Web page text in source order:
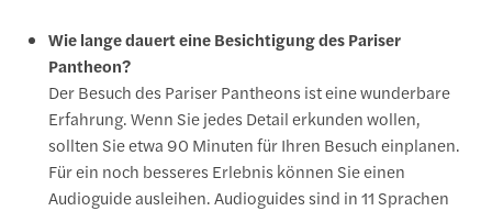
Wie lange dauert eine Besichtigung des Pariser
Pantheon?
Der Besuch des Pariser Pantheons ist eine wunderbare
Erfahrung. Wenn Sie jedes Detail erkunden wollen,
sollten Sie etwa 90 Minuten für Ihren Besuch einplanen.
Für ein noch besseres Erlebnis können Sie einen
Audioguide ausleihen. Audioguides sind in 11 Sprachen